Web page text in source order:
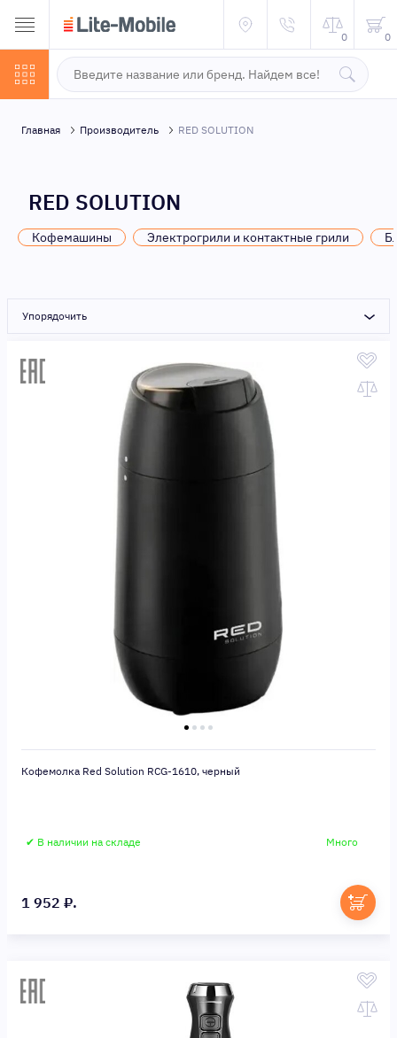
0 0
Главная Производитель RED SOLUTION
RED SOLUTION
Кофемашины Электрогрили и контактные грили
Упорядочить
Кофемолка Red Solution RCG-1610, черный
✔ В наличии на складе Много
1 952 ₽.